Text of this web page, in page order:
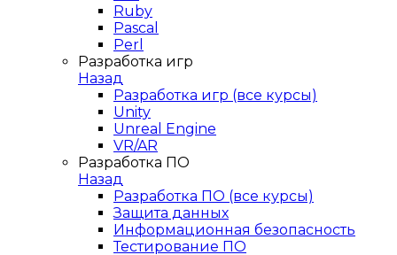
Ruby
Pascal
Perl
Разработка игр
Назад
Разработка игр (все курсы)
Unity
Unreal Engine
VR/AR
Разработка ПО
Назад
Разработка ПО (все курсы)
Защита данных
Информационная безопасность
Тестирование ПО